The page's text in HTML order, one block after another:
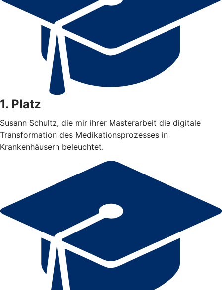
1. Platz
Susann Schultz, die mir ihrer Masterarbeit die digitale
Transformation des Medikationsprozesses in
Krankenhäusern beleuchtet.